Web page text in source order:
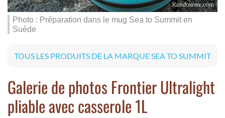
Photo : Préparation dans le mug Sea to Summit en
Suède
TOUS LES PRODUITS DE LA MARQUE SEA TO SUMMIT
Galerie de photos Frontier Ultralight
pliable avec casserole 1L